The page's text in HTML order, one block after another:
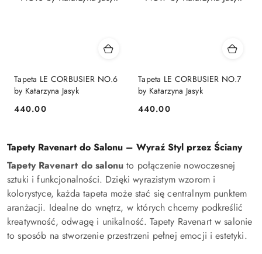
Tapeta LE CORBUSIER NO.6
by Katarzyna Jasyk
Cena:
440.00
Tapeta LE CORBUSIER NO.7
by Katarzyna Jasyk
Cena:
440.00
Tapety Ravenart do Salonu – Wyraź Styl przez Ściany
Tapety Ravenart do salonu to połączenie nowoczesnej
sztuki i funkcjonalności. Dzięki wyrazistym wzorom i
kolorystyce, każda tapeta może stać się centralnym punktem
aranżacji. Idealne do wnętrz, w których chcemy podkreślić
kreatywność, odwagę i unikalność. Tapety Ravenart w salonie
to sposób na stworzenie przestrzeni pełnej emocji i estetyki.